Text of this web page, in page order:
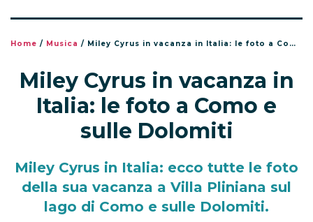
Home / Musica / Miley Cyrus in vacanza in Italia: le foto a Como e sulle Dolomiti
Miley Cyrus in vacanza in
Italia: le foto a Como e
sulle Dolomiti
Miley Cyrus in Italia: ecco tutte le foto
della sua vacanza a Villa Pliniana sul
lago di Como e sulle Dolomiti.